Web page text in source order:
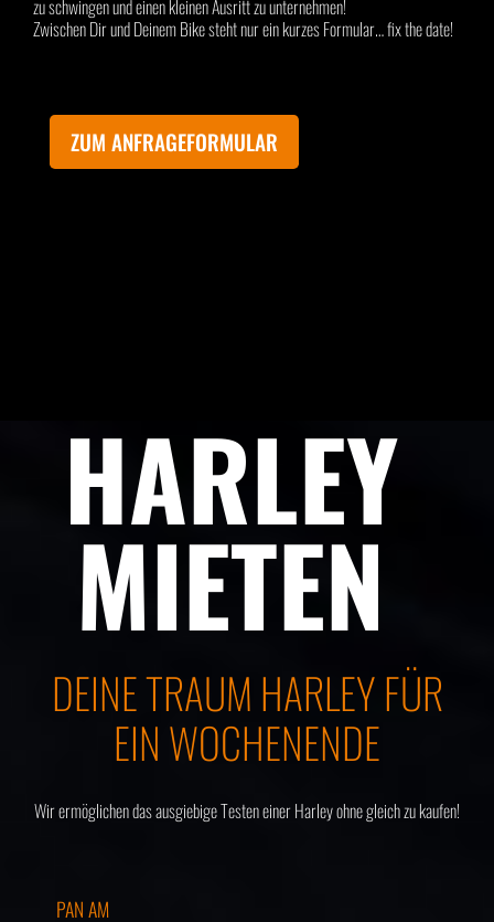
zu schwingen und einen kleinen Ausritt zu unternehmen!
Zwischen Dir und Deinem Bike steht nur ein kurzes Formular… fix the date!
ZUM ANFRAGEFORMULAR
HARLEY
MIETEN
DEINE TRAUM HARLEY FÜR
EIN WOCHENENDE
Wir ermöglichen das ausgiebige Testen einer Harley ohne gleich zu kaufen!
PAN AM